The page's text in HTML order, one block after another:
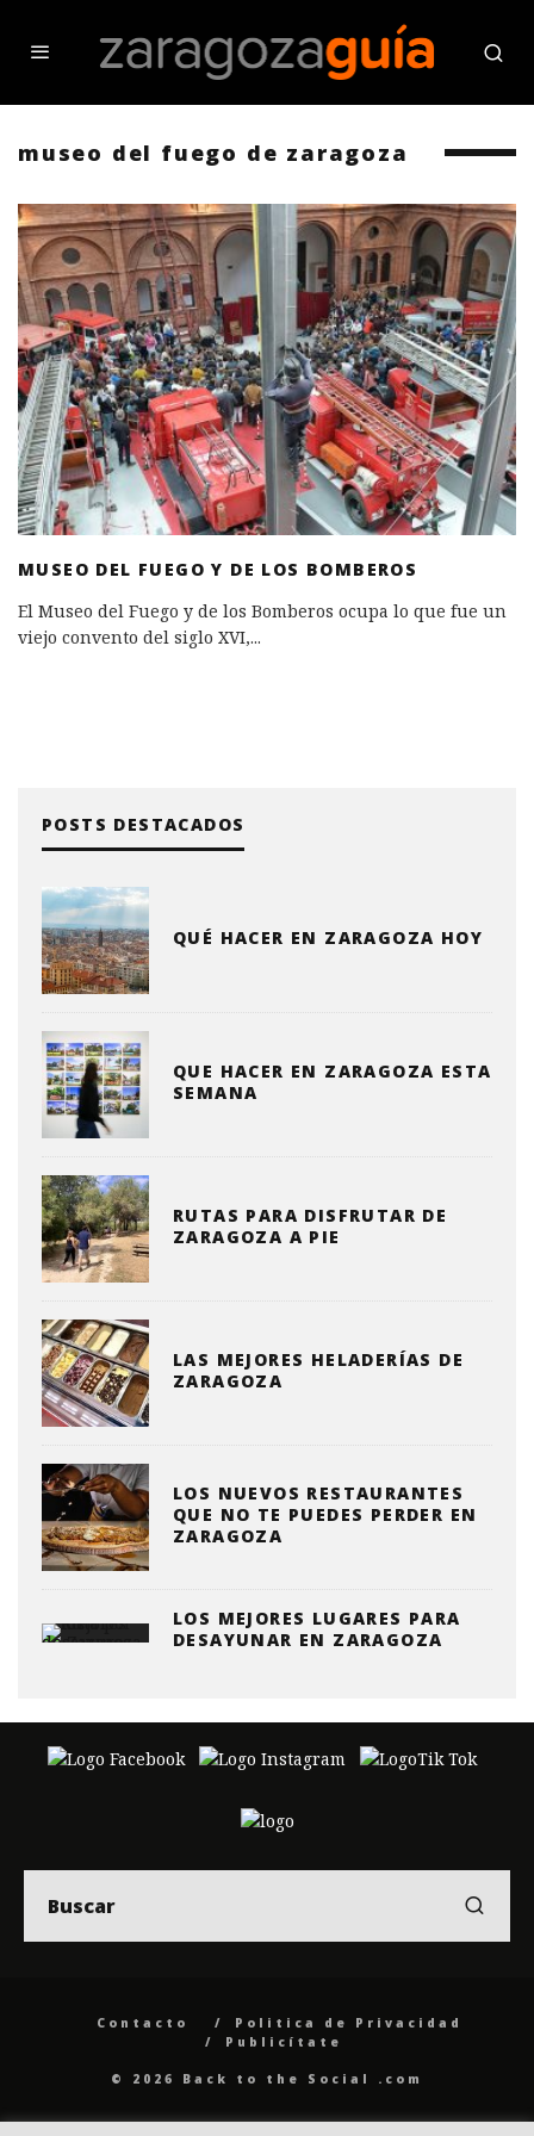
museo del fuego de zaragoza
MUSEO DEL FUEGO Y DE LOS BOMBEROS
El Museo del Fuego y de los Bomberos ocupa lo que fue un
viejo convento del siglo XVI,...
POSTS DESTACADOS
QUÉ HACER EN ZARAGOZA HOY
QUE HACER EN ZARAGOZA ESTA
SEMANA
RUTAS PARA DISFRUTAR DE
ZARAGOZA A PIE
LAS MEJORES HELADERÍAS DE
ZARAGOZA
LOS NUEVOS RESTAURANTES
QUE NO TE PUEDES PERDER EN
ZARAGOZA
LOS MEJORES LUGARES PARA
DESAYUNAR EN ZARAGOZA
Contacto
Politica de Privacidad
Publicítate
© 2026 Back to the Social .com